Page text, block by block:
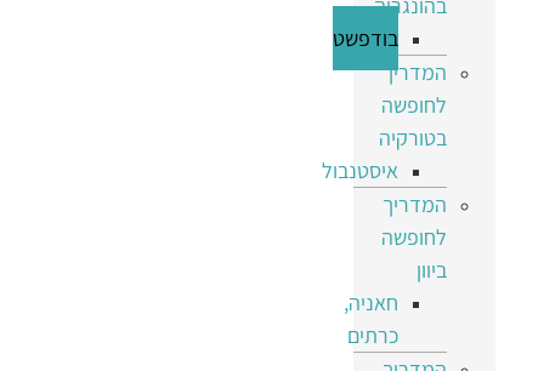
בודפשט
המדריך
לחופשה
בטורקיה
איסטנבול
המדריך
לחופשה
ביוון
חאניה,
כרתים